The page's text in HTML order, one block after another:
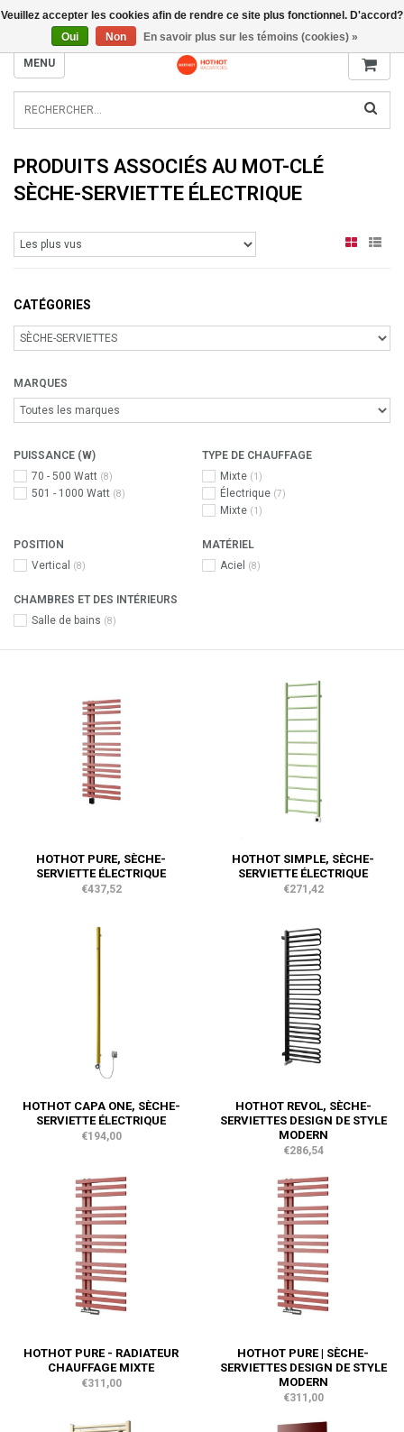
INFO@RADIATORS.SHOP
MENU
PRODUITS ASSOCIÉS AU MOT-CLÉ
SÈCHE-SERVIETTE ÉLECTRIQUE
CATÉGORIES
MARQUES
PUISSANCE (W)
70 - 500 Watt (8)
501 - 1000 Watt (8)
TYPE DE CHAUFFAGE
Mixte (1)
Électrique (7)
Mixte (1)
POSITION
Vertical
(8)
MATÉRIEL
Aciel
(8)
CHAMBRES ET DES INTÉRIEURS
Salle de bains (8)
HOTHOT PURE, SÈCHE-
SERVIETTE ÉLECTRIQUE
€437,52
HOTHOT SIMPLE, SÈCHE-
SERVIETTE ÉLECTRIQUE
€271,42
HOTHOT CAPA ONE, SÈCHE-
SERVIETTE ÉLECTRIQUE
€194,00
HOTHOT REVOL, SÈCHE-
SERVIETTES DESIGN DE STYLE
MODERN
€286,54
HOTHOT PURE - RADIATEUR
CHAUFFAGE MIXTE
€311,00
HOTHOT PURE | SÈCHE-
SERVIETTES DESIGN DE STYLE
MODERN
€311,00
Veuillez accepter les cookies afin de rendre ce site plus fonctionnel. D'accord?
Oui
Non En savoir plus sur les témoins (cookies) »